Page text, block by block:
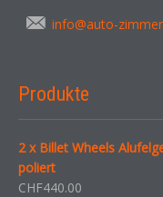
info@auto-
Produkte
2 x Billet Wheels
poliert
CHF440.00